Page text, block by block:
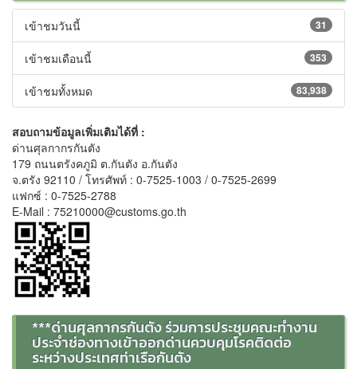
31
เข้าชมวันนี้
353
เข้าชมเดือนนี้
83,938
เข้าชมทั้งหมด
สอบถามข้อมูลเพิ่มเติมได้ที่ :
ด่านศุลกากรกันตัง
179 ถนนตรังคภูมิ ต.กันตัง อ.กันตัง
จ.ตรัง 92110 / โทรศัพท์ : 0-7525-1003 / 0-7525-2699
แฟกซ์ : 0-7525-2788
E-Mail : 75210000@customs.go.th
***ด่านศุลกากรกันตัง ร่วมการประชุมคณะทำงาน
ประจำช่องทางเข้าออกด่านควบคุมโรคติดต่อ
ระหว่างประเทศท่าเรือกันตัง